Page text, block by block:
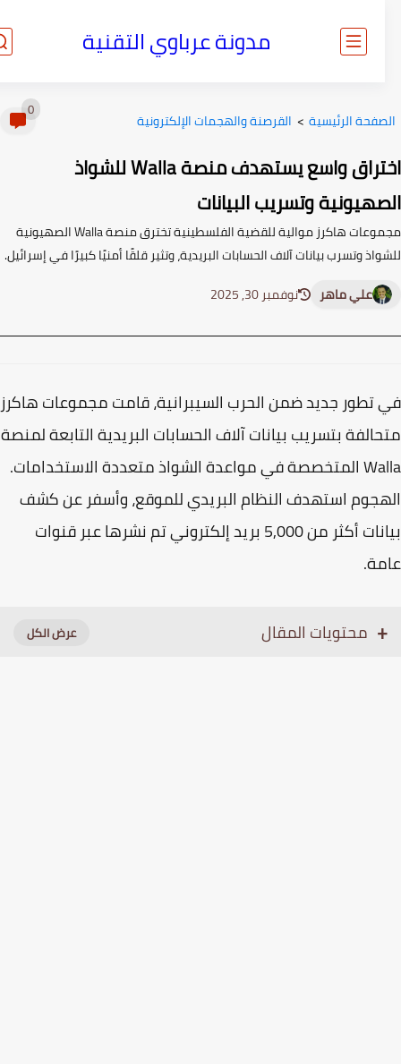
مدونة عرباوي التقنية
الرئيسية> القرصنة والهجمات الإلكترونية
اختراق واسع يستهدف منصة Walla للشواذ
وتسريب البيانات
مجموعات هاكرز موالية للقضية الفلسطينية تخترق منصة Walla الصهيونية
وتسرب بيانات آلاف الحسابات البريدية، وتثير قلقًا أمنيًا كبيرًا في إسرائيل.
علي ماهر
نوفمبر 30, 2025
جديد ضمن الحرب السيبرانية، قامت مجموعات هاكرز
بتسريب بيانات آلاف الحسابات البريدية التابعة لمنصة
Walla المتخصصة في مواعدة الشواذ متعددة الاستخدامات.
استهدف النظام البريدي للموقع، وأسفر عن كشف
أكثر من5,000 بريد إلكتروني
تم نشرها عبر قنوات
محتويات المقال